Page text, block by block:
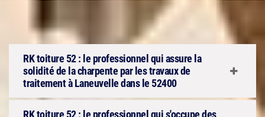
RK toiture 52 : le professionnel qui assure la
solidité de la charpente par les travaux de
traitement à Laneuvelle dans le 52400
RK toiture 52 : le professionnel qui s'occupe des